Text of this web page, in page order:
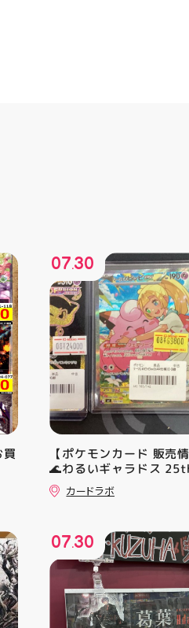
07.30
【ポケモンカード 販売
🌊わるいギャラドス
ーリエのピッピex 🔮ミ
vmax UR 入荷いたしま
カードラボ
07.30